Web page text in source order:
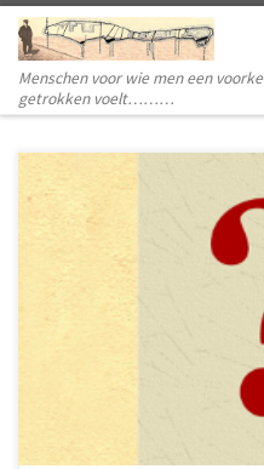
Ga naar inhoud
Menschen voor wie men een
getrokken voelt………
Dit is een archief voor
verzamelde Smit-